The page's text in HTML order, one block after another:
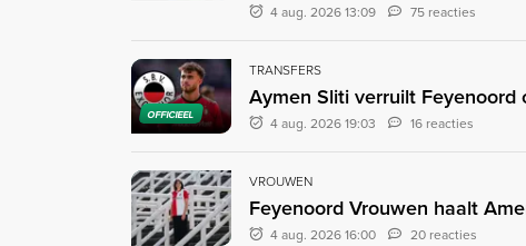
4 aug. 2026 13:09 75 reacties
OFFICIEEL
TRANSFERS
Aymen Sliti verruilt Feyenoord
4 aug. 2026 19:03 16 reacties
VROUWEN
Feyenoord Vrouwen haalt
4 aug. 2026 16:00 20 reacties